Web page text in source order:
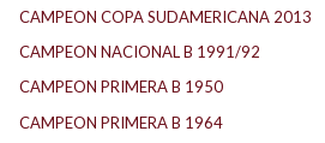
CAMPEON COPA SUDAMERICANA 2013
CAMPEON NACIONAL B 1991/92
CAMPEON PRIMERA B 1950
CAMPEON PRIMERA B 1964